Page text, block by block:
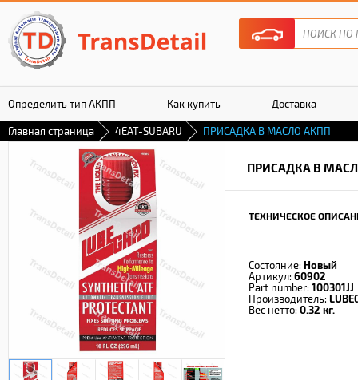
Определить тип АКПП Как купить Доставка
Гарантия
Главная страница 4EAT-SUBARU ПРИСАДКА В МАСЛО АКПП
ПРИСАДКА В
ТЕХНИЧЕСКОЕ
Состояние: Новый
Артикул: 60902
Part number: 100301JJ
Производитель:
Вес нетто: 0.32 кг.